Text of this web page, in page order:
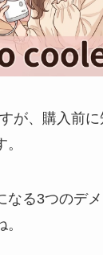
が、購入前に
なる3つのデ